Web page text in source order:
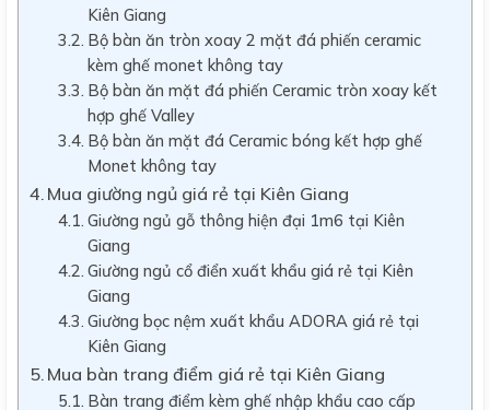
Kiên Giang
Bộ bàn ăn tròn xoay 2 mặt đá phiến ceramic
kèm ghế monet không tay
Bộ bàn ăn mặt đá phiến Ceramic tròn xoay kết
hợp ghế Valley
Bộ bàn ăn mặt đá Ceramic bóng kết hợp ghế
Monet không tay
Mua giường ngủ giá rẻ tại Kiên Giang
Giường ngủ gỗ thông hiện đại 1m6 tại Kiên
Giang
Giường ngủ cổ điển xuất khẩu giá rẻ tại Kiên
Giang
Giường bọc nệm xuất khẩu ADORA giá rẻ tại
Kiên Giang
Mua bàn trang điểm giá rẻ tại Kiên Giang
Bàn trang điểm kèm ghế nhập khẩu cao cấp